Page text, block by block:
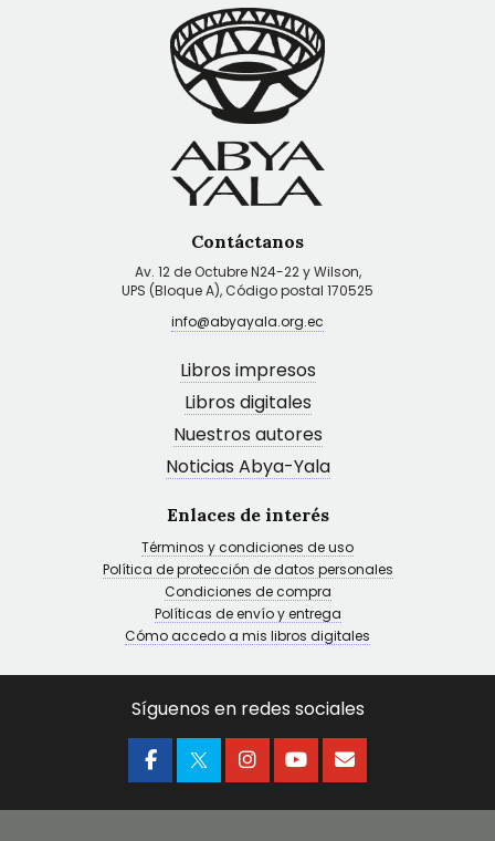
Contáctanos
Av. 12 de Octubre N24-22 y Wilson,
UPS (Bloque A), Código postal 170525
info@abyayala.org.ec
Libros impresos
Libros digitales
Nuestros autores
Noticias Abya-Yala
Enlaces de interés
Términos y condiciones de uso
Política de protección de datos personales
Condiciones de compra
Políticas de envío y entrega
Cómo accedo a mis libros digitales
Síguenos en redes sociales